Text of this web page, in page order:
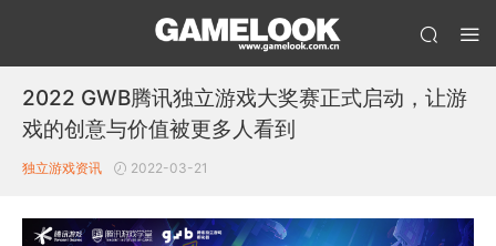
2022 GWB腾讯独立游戏大奖赛正式启动，让游
戏的创意与价值被更多人看到
独立游戏资讯 2022-03-21